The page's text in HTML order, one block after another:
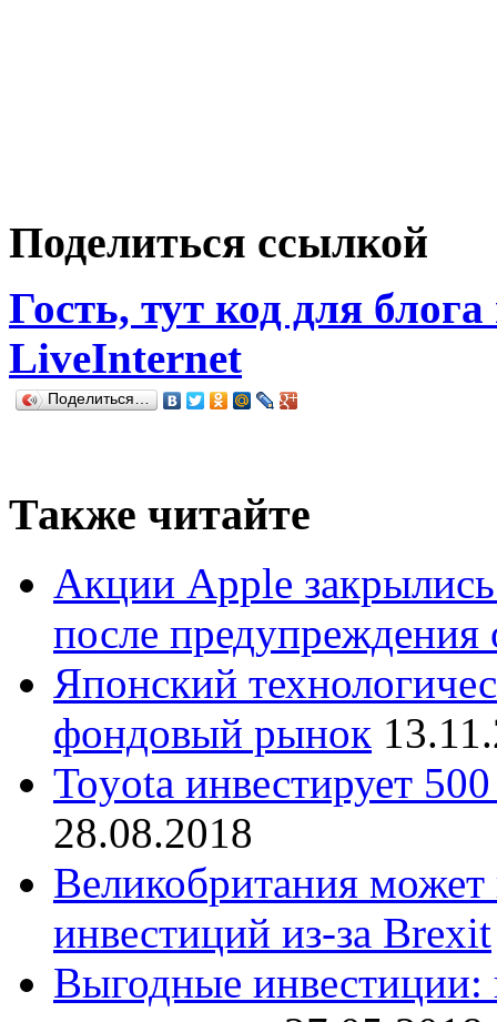
Поделиться ссылкой
Гость, тут код для
LiveInternet
Поделиться…
Также читайте
Акции Apple
после
Японский
фондовый рынок
Toyota инвестирует
28.08.2018
Великобритания
инвестиций из-за Brexit
Выгодные инвестиции: